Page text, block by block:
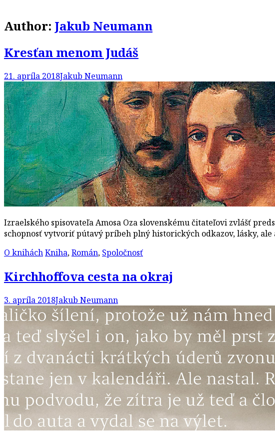
Author: Jakub Neumann
Kresťan menom Judáš
21. apríla 2018Jakub Neumann
Izraelského spisovateľa Amosa Oza slovenskému čitateľovi zvlášť
schopnosť vytvoriť pútavý príbeh plný historických odkazov, lásky,
O kniháchKniha,Román, Spoločnosť
Kirchhoffova cesta na okraj
3. apríla 2018Jakub Neumann